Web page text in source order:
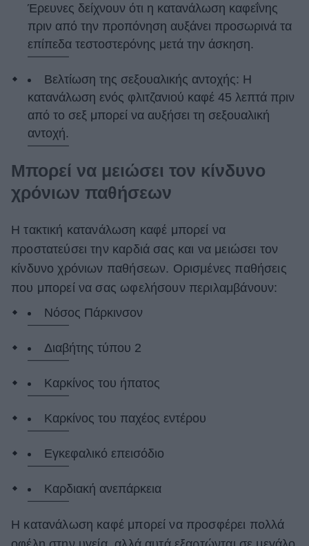
Έρευνες δείχνουν ότι η κατανάλωση καφεΐνης
πριν από την προπόνηση αυξάνει προσωρινά τα
επίπεδα τεστοστερόνης μετά την άσκηση.
Βελτίωση της σεξουαλικής αντοχής: Η
κατανάλωση ενός φλιτζανιού καφέ 45 λεπτά πριν
από το σεξ μπορεί να αυξήσει τη σεξουαλική
αντοχή.
Μπορεί να μειώσει τον κίνδυνο
χρόνιων παθήσεων
Η τακτική κατανάλωση καφέ μπορεί να
προστατεύσει την καρδιά σας και να μειώσει τον
κίνδυνο χρόνιων παθήσεων. Ορισμένες παθήσεις
που μπορεί να σας ωφελήσουν περιλαμβάνουν:
Νόσος Πάρκινσον
Διαβήτης τύπου 2
Καρκίνος του ήπατος
Καρκίνος του παχέος εντέρου
Εγκεφαλικό επεισόδιο
Καρδιακή ανεπάρκεια
Η κατανάλωση καφέ μπορεί να προσφέρει πολλά